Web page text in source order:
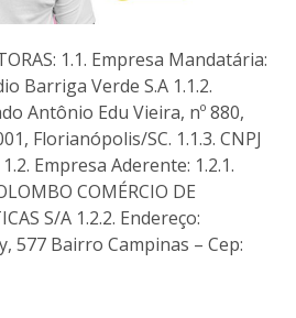
1.1. Empresa Mandatária:
Barriga Verde S.A 1.1.2.
Antônio Edu Vieira, nº 880,
Florianópolis/SC. 1.1.3. CNPJ
Empresa Aderente: 1.2.1.
COMÉRCIO DE
S/A 1.2.2. Endereço:
577 Bairro Campinas – Cep: